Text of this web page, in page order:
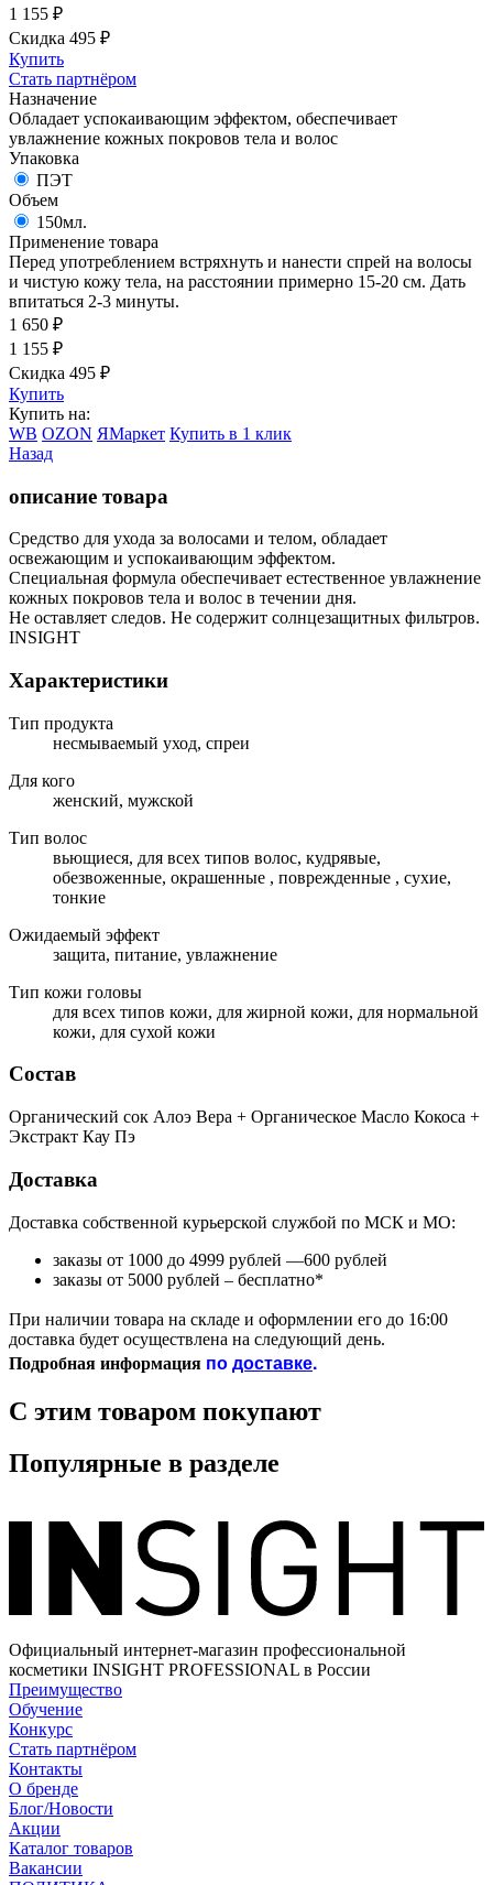
1 155 ₽
Скидка 495 ₽
Купить
Стать партнёром
Назначение
Обладает успокаивающим эффектом, обеспечивает
увлажнение кожных покровов тела и волос
Упаковка
ПЭТ
Объем
150мл.
Применение товара
Перед употреблением встряхнуть и нанести спрей на волосы
и чистую кожу тела, на расстоянии примерно 15-20 см. Дать
впитаться 2-3 минуты.
1 650 ₽
1 155 ₽
Скидка 495 ₽
Купить
Купить на:
WB OZON ЯМаркет Купить в 1 клик
Назад
описание товара
Средство для ухода за волосами и телом, обладает
освежающим и успокаивающим эффектом.
Специальная формула обеспечивает естественное увлажнение
кожных покровов тела и волос в течении дня.
Не оставляет следов. Не содержит солнцезащитных фильтров.
INSIGHT
Характеристики
Тип продукта
несмываемый уход, спреи
Для кого
женский, мужской
Тип волос
вьющиеся, для всех типов волос, кудрявые,
обезвоженные, окрашенные , поврежденные , сухие,
тонкие
Ожидаемый эффект
защита, питание, увлажнение
Тип кожи головы
для всех типов кожи, для жирной кожи, для нормальной
кожи, для сухой кожи
Состав
Органический сок Алоэ Вера + Органическое Масло Кокоса +
Экстракт Кау Пэ
Доставка
Доставка собственной курьерской службой по МСК и МО:
заказы от 1000 до 4999 рублей —600 рублей
заказы от 5000 рублей – бесплатно*
При наличии товара на складе и оформлении его до 16:00
доставка будет осуществлена на следующий день.
Подробная информация подоставке.
С этим товаром покупают
Популярные в разделе
Официальный интернет-магазин профессиональной
косметики INSIGHT PROFESSIONAL в России
Преимущество
Обучение
Конкурс
Стать партнёром
Контакты
О бренде
Блог/Новости
Акции
Каталог товаров
Вакансии